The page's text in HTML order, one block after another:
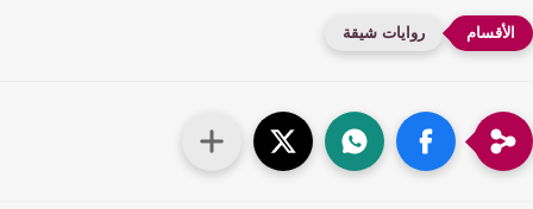
روايات شيقة